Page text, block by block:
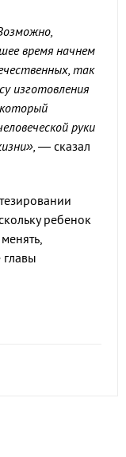
время начнем
так
изготовления
руки
— сказал
ребенок
главы